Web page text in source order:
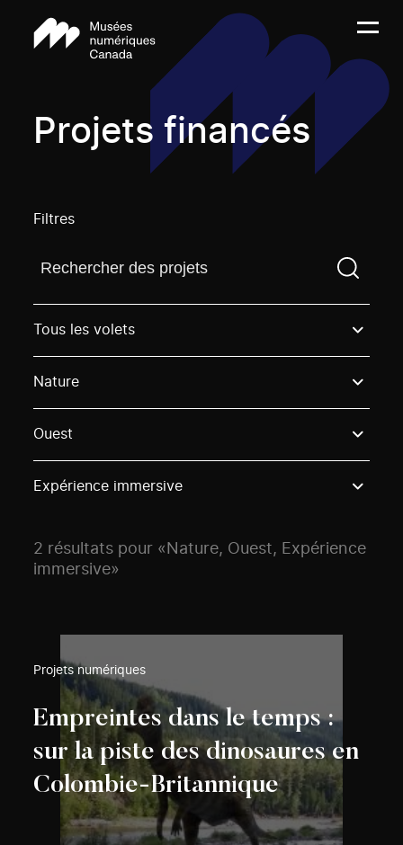
Projets financés
Filtres
Trouvez un projetVous devez saisir un terme de
Tous les volets
Nature
Ouest
Expérience immersive
2 résultats pour «Nature, Ouest, Expérience
immersive»
Projets numériques
Empreintes dans le temps :
sur la piste des dinosaures en
Colombie-Britannique